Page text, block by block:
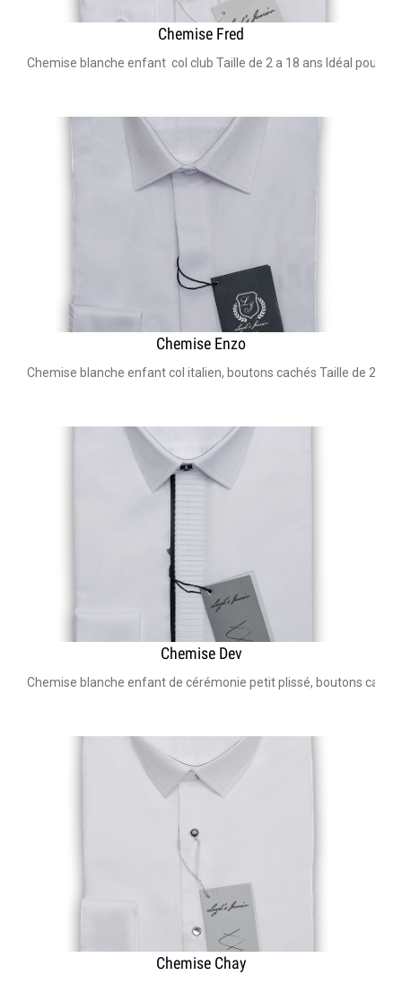
Chemise Fred
Chemise blanche enfant col club Taille de 2 a 18 ans Idéal pour
Chemise Enzo
Chemise blanche enfant col italien, boutons cachés Taille de 2 a
Chemise Dev
Chemise blanche enfant de cérémonie petit plissé, boutons
Chemise Chay